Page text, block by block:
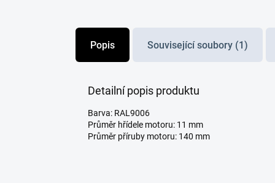
Popis Související soubory (1)
Detailní popis produktu
Barva: RAL9006
Průměr hřídele motoru: 11 mm
Průměr příruby motoru: 140 mm